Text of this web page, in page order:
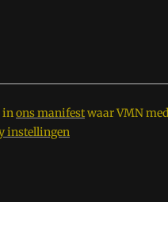
inons manifestwaar VMN
instellingen